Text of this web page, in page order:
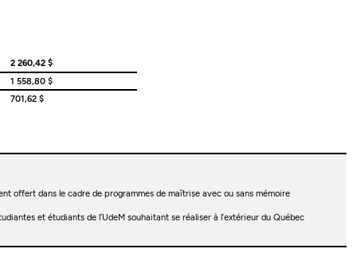
2 260,42 $
1 558,80 $
701,62 $
offert dans le cadre de programmes de maîtrise avec ou sans mémoire
et étudiants de l’UdeM souhaitant se réaliser à l’extérieur du Québec